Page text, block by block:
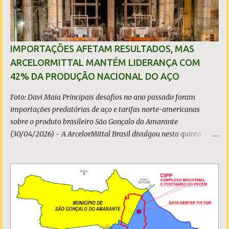
IMPORTAÇÕES AFETAM RESULTADOS, MAS
ARCELORMITTAL MANTÉM LIDERANÇA COM
42% DA PRODUÇÃO NACIONAL DO AÇO
Foto: Davi Maia Principais desafios no ano passado foram
importações predatórias de aço e tarifas norte-americanas
sobre o produto brasileiro São Gonçalo do Amarante
(30/04/2026) - A ArcelorMittal Brasil divulgou nesta quinta-
predatórias, sobretudo da China, e as tarifas impostas pelo
Governo dos Estados Unidos afetaram os resultados financeiros
e operacionais da organização e de todo o setor do aço brasileiro.
Ainda assim, a empresa manteve-se como líder no Brasil, com
42% da produção nacional de aço bruto, os investimentos